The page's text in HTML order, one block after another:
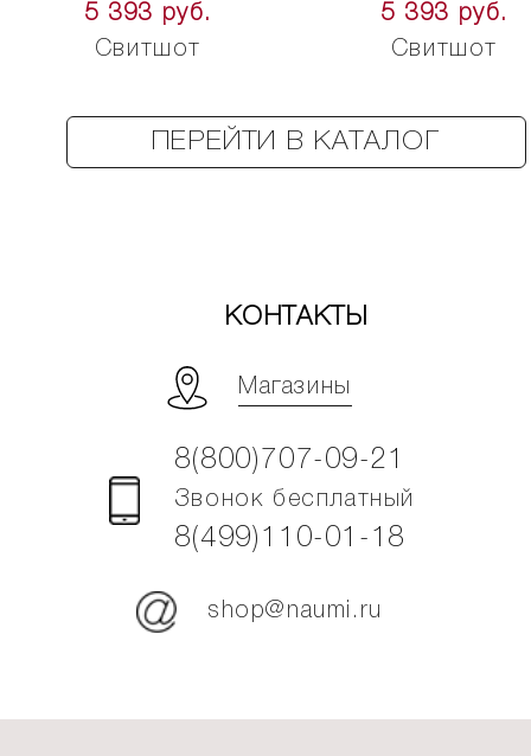
5 393 руб.
Свитшот
5 393 руб.
Свитшот
ПЕРЕЙТИ В КАТАЛОГ
КОНТАКТЫ
Магазины
8(800)707-09-21
Звонок бесплатный
8(499)110-01-18
shop@naumi.ru